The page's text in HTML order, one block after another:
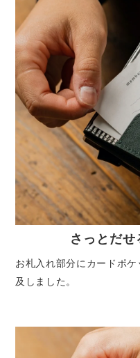
さっとだせ
お札入れ部分にカードポ
及しました。